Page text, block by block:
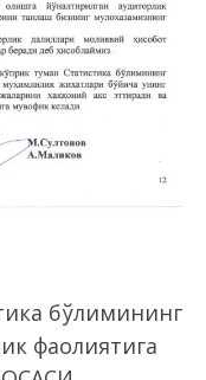
бўлимининг
фаолиятига